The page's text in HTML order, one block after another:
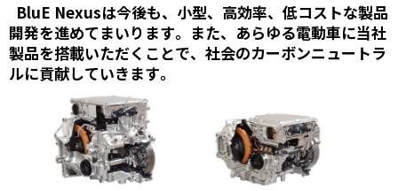
BluE Nexusは今後も、小型、高効率、低コストな製品
開発を進めてまいります。また、あらゆる電動車に当社
製品を搭載いただくことで、社会のカーボンニュートラ
ルに貢献していきます。